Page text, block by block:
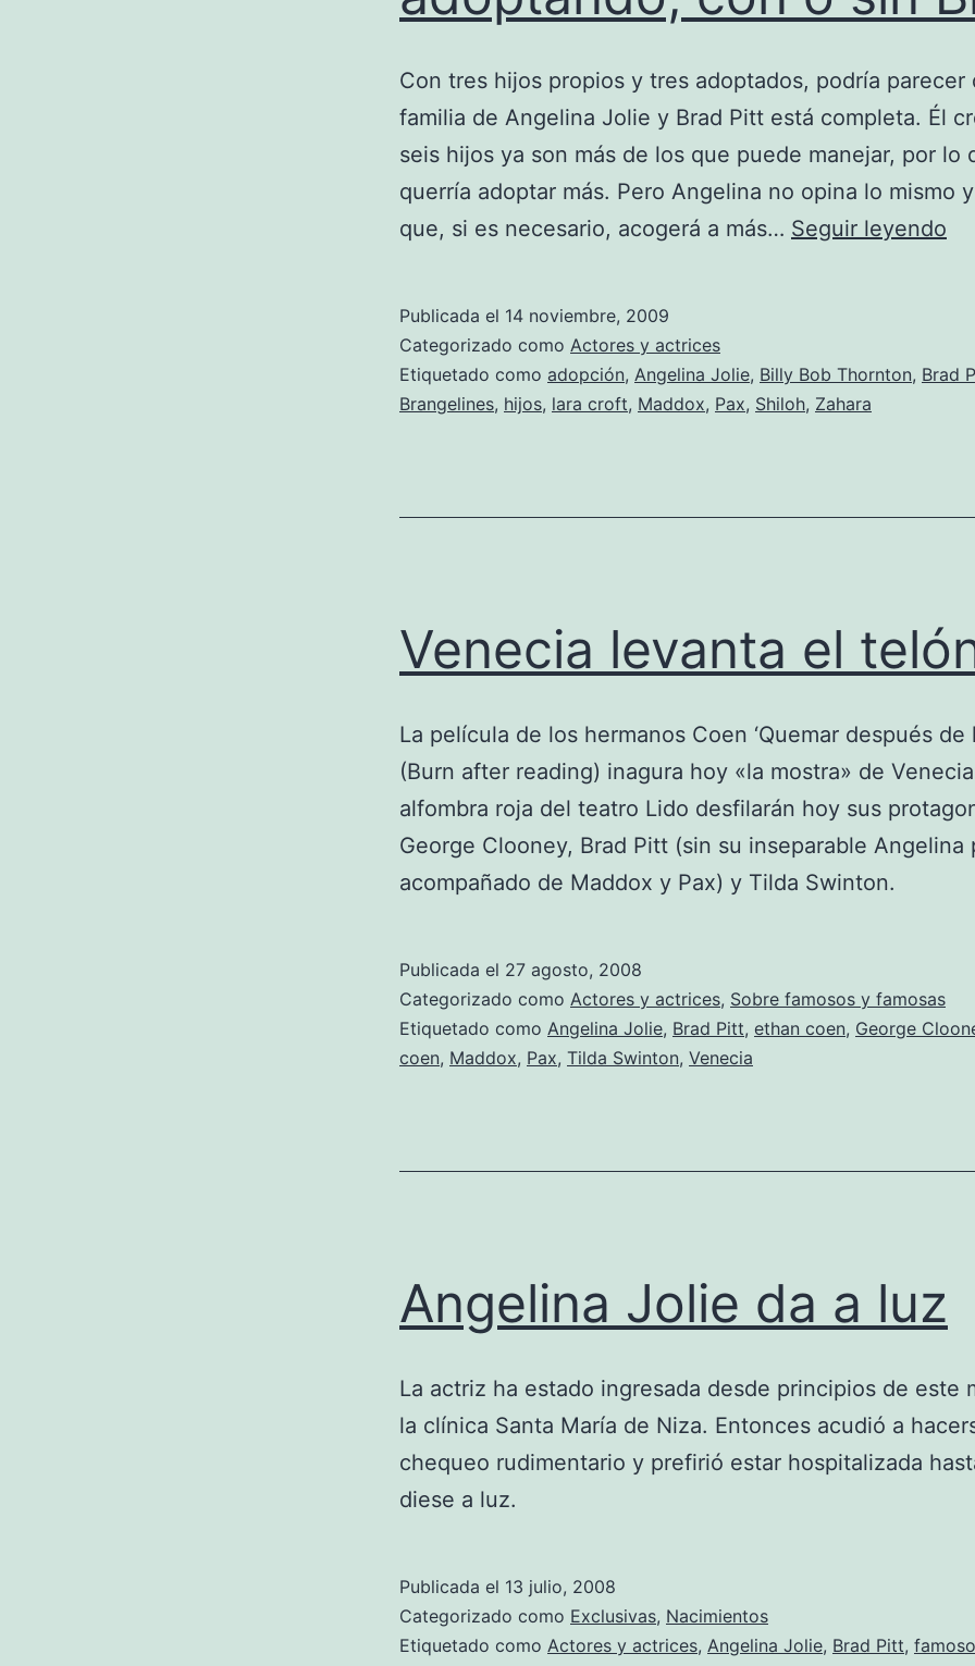
Con tres hijos propios y tres adoptados, podría parecer
familia de Angelina Jolie y Brad Pitt está completa. Él
seis hijos ya son más de los que puede manejar, por lo
querría adoptar más. Pero Angelina no opina lo mismo
que, si es necesario, acogerá a más… Seguir leyendo
Publicada el 14 noviembre, 2009
Categorizado como Actores y actrices
Etiquetado como adopción, Angelina Jolie, Billy Bob Thornton, Brad
Brangelines, hijos, lara croft, Maddox, Pax, Shiloh, Zahara
Venecia levanta el
La película de los hermanos Coen ‘Quemar después de
(Burn after reading) inagura hoy «la mostra» de
alfombra roja del teatro Lido desfilarán hoy sus
George Clooney, Brad Pitt (sin su inseparable Angelina
acompañado de Maddox y Pax) y Tilda Swinton.
Publicada el 27 agosto, 2008
Categorizado como Actores y actrices, Sobre famosos y famosas
Etiquetado como Angelina Jolie, Brad Pitt, ethan coen, George
coen, Maddox, Pax, Tilda Swinton, Venecia
Angelina Jolie da a luz
La actriz ha estado ingresada desde principios de este
la clínica Santa María de Niza. Entonces acudió a
chequeo rudimentario y prefirió estar hospitalizada
diese a luz.
Publicada el 13 julio, 2008
Categorizado como Exclusivas, Nacimientos
Etiquetado como Actores y actrices, Angelina Jolie, Brad Pitt,